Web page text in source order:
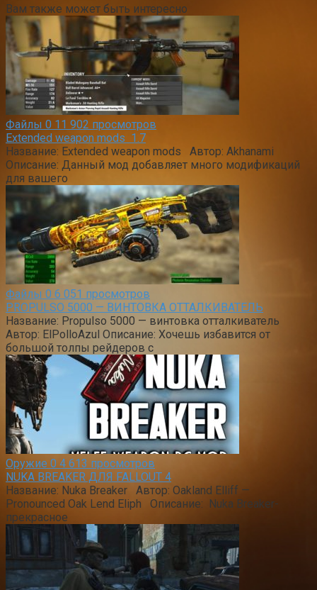
Вам также может быть интересно
Файлы 0 11 902 просмотров
Extended weapon mods 1.7
Название: Extended weapon mods Автор: Akhanami
Описание: Данный мод добавляет много модификаций
для вашего
Файлы 0 6 051 просмотров
PROPULSO 5000 — ВИНТОВКА ОТТАЛКИВАТЕЛЬ
Название: Propulso 5000 — винтовка отталкиватель
Автор: ElPolloAzul Описание: Хочешь избавится от
большой толпы рейдеров с
Оружие 0 4 613 просмотров
NUKA BREAKER ДЛЯ FALLOUT 4
Название: Nuka Breaker Автор: Oakland Elliff —
Pronounced Oak Lend Eliph Описание: Nuka Breaker-
прекрасное